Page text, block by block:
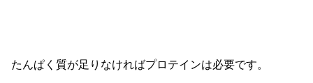
たんぱく質が足りなければプロテインは必要です。